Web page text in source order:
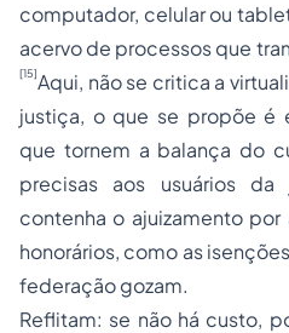
computador, celular ou
acervo de processos que
[15]Aqui, não se critica a
justiça, o que se propõe é
que tornem a balança do
precisas aos usuários
contenha o ajuizamento por
honorários, como as
federação gozam.
Reflitam: se não há custo,